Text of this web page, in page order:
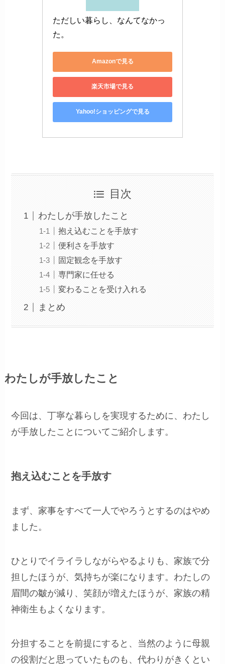
ただしい暮らし、なんてなかっ
た。
Amazonで見る
楽天市場で見る
Yahoo!ショッピングで見る
目次
わたしが手放したこと
抱え込むことを手放す
便利さを手放す
固定観念を手放す
専門家に任せる
変わることを受け入れる
まとめ
わたしが手放したこと
今回は、丁寧な暮らしを実現するために、わたし
が手放したことについてご紹介します。
抱え込むことを手放す
まず、家事をすべて一人でやろうとするのはやめ
ました。
ひとりでイライラしながらやるよりも、家族で分
担したほうが、気持ちが楽になります。わたしの
眉間の皺が減り、笑顔が増えたほうが、家族の精
神衛生もよくなります。
分担することを前提にすると、当然のように母親
の役割だと思っていたものも、代わりがきくとい